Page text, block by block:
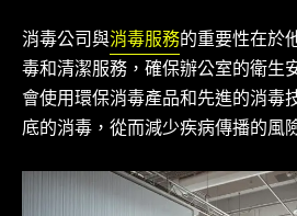
消毒公司與消毒服務的重要性在於
毒和清潔服務，確保辦公室的衛生
會使用環保消毒產品和先進的消毒
底的消毒，從而減少疾病傳播的風